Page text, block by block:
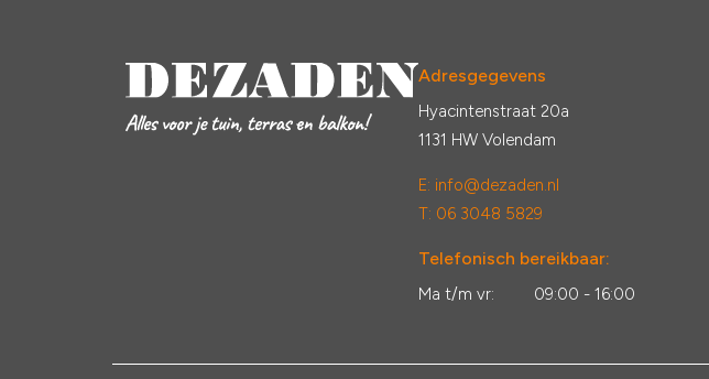
Adresgegevens
Hyacintenstraat 20a
1131 HW Volendam
E: info@dezaden.nl
T: 06 3048 5829
Telefonisch bereikbaar:
Ma t/m vr: 09:00 - 16:00